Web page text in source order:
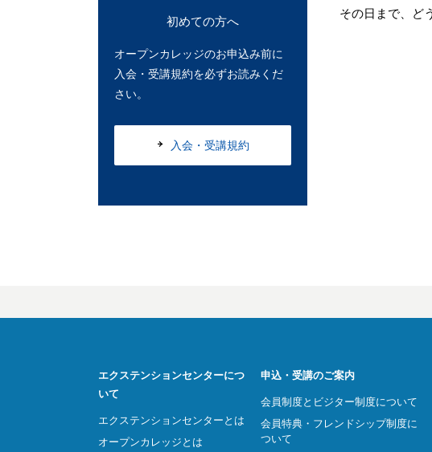
その日まで、ど
初めての方へ
オープンカレッジのお申込み前に
入会・受講規約を必ずお読みくだ
さい。
入会・受講規約
エクステンションセンターにつ
いて
エクステンションセンターとは
オープンカレッジとは
申込・受講のご案内
会員制度とビジター制度について
会員特典・フレンドシップ制度に
ついて